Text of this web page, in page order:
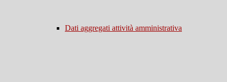
Dati aggregati attività amministrativa